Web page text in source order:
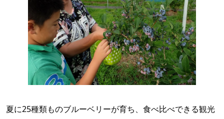
夏に25種類ものブルーベリーが育ち、食べ比べできる観光